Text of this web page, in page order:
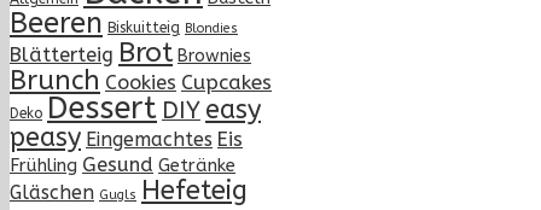
Beeren Biskuitteig Blondies
Blätterteig Brot Brownies
Brunch Cookies Cupcakes
Deko Dessert DIY easy
peasy Eingemachtes Eis
Frühling Gesund Getränke
Gläschen Gugls Hefeteig